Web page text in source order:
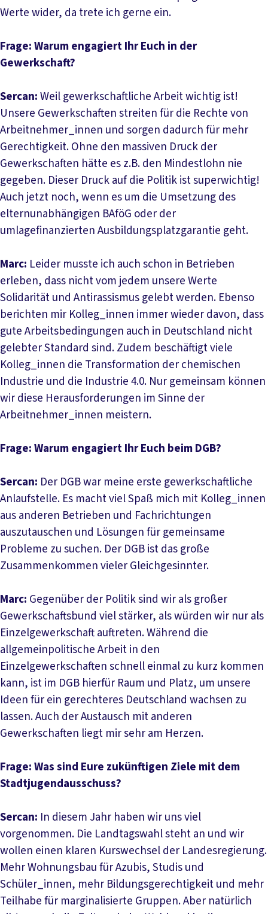
Werte wider, da trete ich gerne ein.
Frage: Warum engagiert Ihr Euch in der
Gewerkschaft?
Sercan:Weil gewerkschaftliche Arbeit wichtig ist!
Unsere Gewerkschaften streiten für die Rechte von
Arbeitnehmer_innen und sorgen dadurch für mehr
Gerechtigkeit. Ohne den massiven Druck der
Gewerkschaften hätte es z.B. den Mindestlohn nie
gegeben. Dieser Druck auf die Politik ist superwichtig!
Auch jetzt noch, wenn es um die Umsetzung des
elternunabhängigen BAföG oder der
umlagefinanzierten Ausbildungsplatzgarantie geht.
Marc: Leider musste ich auch schon in Betrieben
erleben, dass nicht vom jedem unsere Werte
Solidarität und Antirassismus gelebt werden. Ebenso
berichten mir Kolleg_innen immer wieder davon, dass
gute Arbeitsbedingungen auch in Deutschland nicht
gelebter Standard sind. Zudem beschäftigt viele
Kolleg_innen die Transformation der chemischen
Industrie und die Industrie 4.0. Nur gemeinsam können
wir diese Herausforderungen im Sinne der
Arbeitnehmer_innen meistern.
Frage: Warum engagiert Ihr Euch beim DGB?
Sercan: Der DGB war meine erste gewerkschaftliche
Anlaufstelle. Es macht viel Spaß mich mit Kolleg_innen
aus anderen Betrieben und Fachrichtungen
auszutauschen und Lösungen für gemeinsame
Probleme zu suchen. Der DGB ist das große
Zusammenkommen vieler Gleichgesinnter.
Marc: Gegenüber der Politik sind wir als großer
Gewerkschaftsbund viel stärker, als würden wir nur als
Einzelgewerkschaft auftreten. Während die
allgemeinpolitische Arbeit in den
Einzelgewerkschaften schnell einmal zu kurz kommen
kann, ist im DGB hierfür Raum und Platz, um unsere
Ideen für ein gerechteres Deutschland wachsen zu
lassen. Auch der Austausch mit anderen
Gewerkschaften liegt mir sehr am Herzen.
Frage: Was sind Eure zukünftigen Ziele mit dem
Stadtjugendausschuss?
Sercan: In diesem Jahr haben wir uns viel
vorgenommen. Die Landtagswahl steht an und wir
wollen einen klaren Kurswechsel der Landesregierung.
Mehr Wohnungsbau für Azubis, Studis und
Schüler_innen, mehr Bildungsgerechtigkeit und mehr
Teilhabe für marginalisierte Gruppen. Aber natürlich